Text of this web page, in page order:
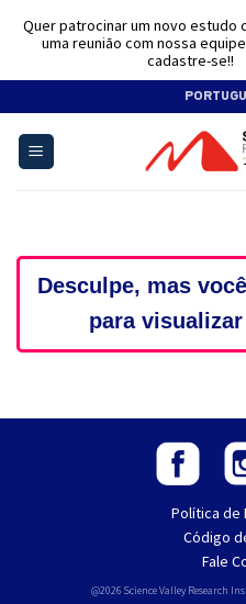
content
Desculpe, mas
para
Política de
Código
Fale
@2026 Science Valley Research
Quer patrocinar um novo estudo
uma reunião com nossa
cadastre-se!!